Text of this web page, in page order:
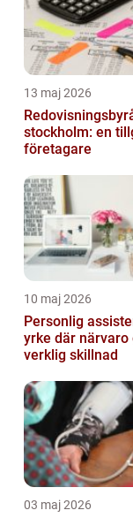
13 maj 2026
stockholm: en
företagare
10 maj 2026
Personlig assistent
yrke där närvaro
verklig skillnad
03 maj 2026